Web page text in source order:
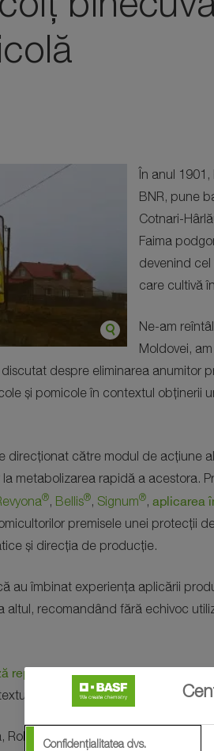
În anul
BNR, pune
Cotnari-
Faima
devenind
care cultivă
Ne-am
Moldovei,
despre eliminarea anumitor
și pomicole în contextul obținerii
direcționat către modul de acțiune
metabolizarea rapidă a acestora.
®, Bellis®, Signum®, aplicarea
premisele unei protecții
și direcția de producție.
au îmbinat experiența aplicării
altul, recomandând fără echivoc
reprezentanții BASF vânzări culturi
scăderii costurilor cu
Ionuț Băicoianu, Florin
Confidențialitatea dvs.